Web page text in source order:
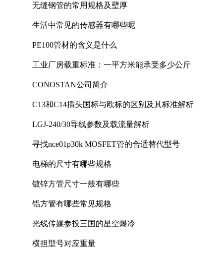
无缝钢管的常用规格及壁厚
生活中常见的传感器有哪些呢
PE100管材的含义是什么
工业厂房载重标准：一平方米能承受多少公斤
CONOSTAN公司简介
C13和C14插头国标与欧标的区别及其标准解析
LGJ-240/30导线参数及载流量解析
寻找nce01p30k MOSFET管的合适替代型号
电梯的尺寸有哪些规格
镀锌方管尺寸一般有哪些
铝方管有哪些常见规格
光线传媒参投三国的星空爆冷
横担型号对应重量